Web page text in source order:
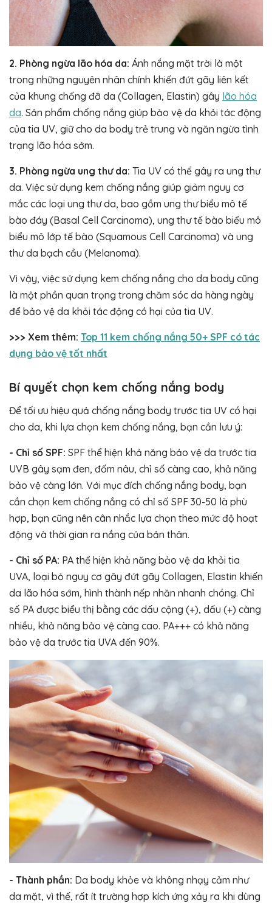
2. Phòng ngừa lão hóa da: Ánh nắng mặt trời là một
trong những nguyên nhân chính khiến đứt gãy liên kết
của khung chống đỡ da (Collagen, Elastin) gây lão hóa
da. Sản phẩm chống nắng giúp bảo vệ da khỏi tác động
của tia UV, giữ cho da body trẻ trung và ngăn ngừa tình
trạng lão hóa sớm.
3. Phòng ngừa ung thư da: Tia UV có thể gây ra ung thư
da. Việc sử dụng kem chống nắng giúp giảm nguy cơ
mắc các loại ung thư da, bao gồm ung thư biểu mô tế
bào đáy (Basal Cell Carcinoma), ung thư tế bào biểu mô
biểu mô lớp tế bào (Squamous Cell Carcinoma) và ung
thư da bạch cầu (Melanoma).
Vì vậy, việc sử dụng kem chống nắng cho da body cũng
là một phần quan trọng trong chăm sóc da hàng ngày
để bảo vệ da khỏi tác động có hại của tia UV.
>>> Xem thêm: Top 11 kem chống nắng 50+ SPF có tác
dụng bảo vệ tốt nhất
Bí quyết chọn kem chống nắng body
Để tối ưu hiệu quả chống nắng body trước tia UV có hại
cho da, khi lựa chọn kem chống nắng, bạn cần lưu ý:
- Chỉ số SPF: SPF thể hiện khả năng bảo vệ da trước tia
UVB gây sạm đen, đốm nâu, chỉ số càng cao, khả năng
bảo vệ càng lớn. Với mục đích chống nắng body, bạn
cần chọn kem chống nắng có chỉ số SPF 30-50 là phù
hợp, bạn cũng nên cân nhắc lựa chọn theo mức độ hoạt
động và thời gian ra nắng của bản thân.
- Chỉ số PA: PA thể hiện khả năng bảo vệ da khỏi tia
UVA, loại bỏ nguy cơ gây đứt gãy Collagen, Elastin khiến
da lão hóa sớm, hình thành nếp nhăn nhanh chóng. Chỉ
số PA được biểu thị bằng các dấu cộng (+), dấu (+) càng
nhiều, khả năng bảo vệ càng cao. PA+++ có khả năng
bảo vệ da trước tia UVA đến 90%.
- Thành phần: Da body khỏe và không nhạy cảm như
da mặt, vì thế, rất ít trường hợp kích ứng xảy ra khi dùng